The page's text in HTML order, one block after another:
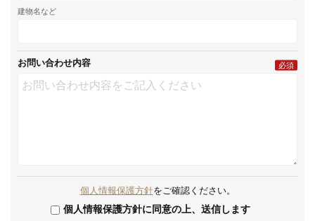
建物名など
お問い合わせ内容 必須
個人情報保護方針をご確認ください。
個人情報保護方針に同意の上、送信します